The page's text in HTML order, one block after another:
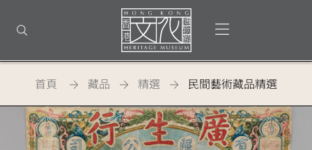
部
打開搜尋
首
頁
打開選單
首頁 藏品 精選 民間藝術藏品精選